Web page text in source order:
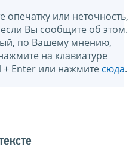
опечатку или неточность,
Вы сообщите об этом.
по Вашему мнению,
на клавиатуре
Enter или нажмите сюда.